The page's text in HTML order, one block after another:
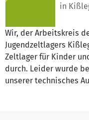
in
Wir, der Arbeitskreis
Jugendzeltlagers
Zeltlager für Kinder
durch. Leider wurde
unserer technisches